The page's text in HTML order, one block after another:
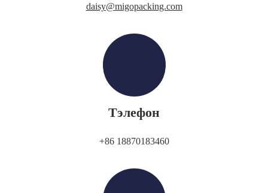
daisy@migopacking.com
Тэлефон
+86 18870183460